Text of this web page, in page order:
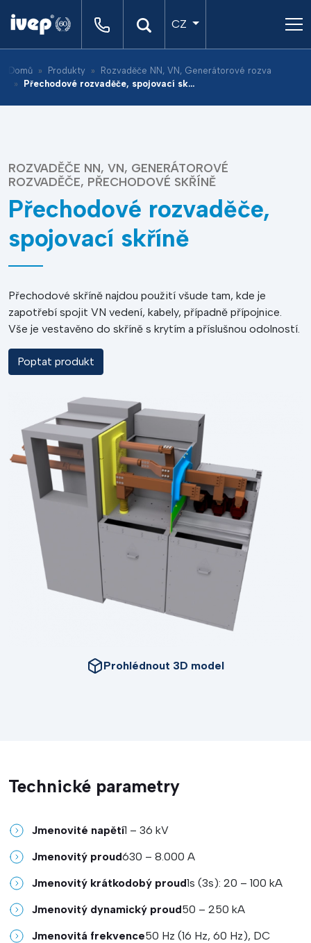
CZ
Domů Produkty
Přechodové rozvaděče, spojovací skříně
ROZVADĚČE NN, VN, GENERÁTOROVÉ
ROZVADĚČE, PŘECHODOVÉ SKŘÍNĚ
Přechodové rozvaděče,
spojovací skříně
Přechodové skříně najdou použití všude tam, kde je
zapotřebí spojit VN vedení, kabely, případně přípojnice.
Vše je vestavěno do skříně s krytím a příslušnou odolností.
Poptat produkt
Prohlédnout 3D model
Technické parametry
Jmenovité napětí1 – 36 kV
Jmenovitý proud630 – 8.000 A
Jmenovitý krátkodobý proud1s (3s): 20 – 100 kA
Jmenovitý dynamický proud50 – 250 kA
Jmenovitá frekvence50 Hz (16 Hz, 60 Hz), DC